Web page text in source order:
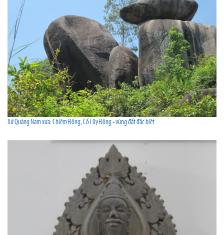
Xứ Quảng Nam xưa: Chiêm Động, Cổ Lũy Động - vùng đất đặc biệt